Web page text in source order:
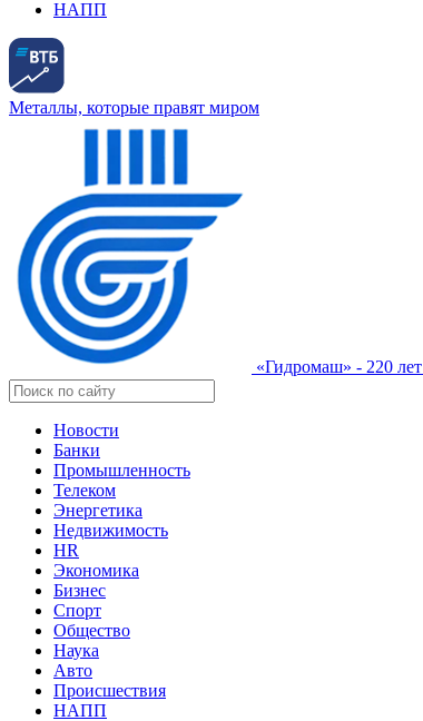
НАПП
Металлы, которые правят миром
«Гидромаш» - 220 лет
Новости
Банки
Промышленность
Телеком
Энергетика
Недвижимость
HR
Экономика
Бизнес
Спорт
Общество
Наука
Авто
Происшествия
НАПП